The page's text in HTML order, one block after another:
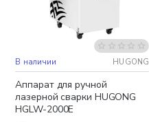
Бесплатная доставка
В наличии HUGONG
Аппарат для ручной
лазерной сварки HUGONG
HGLW-2000E